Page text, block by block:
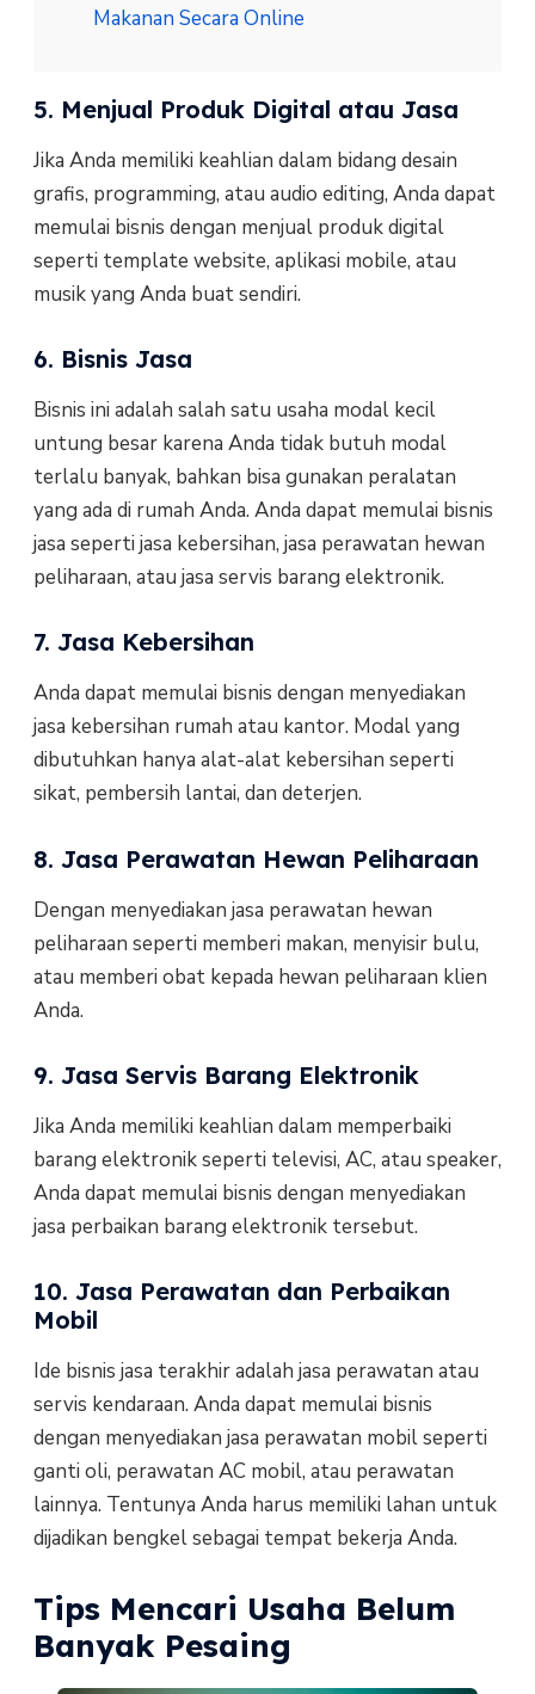
Makanan Secara Online
5. Menjual Produk Digital atau Jasa
Jika Anda memiliki keahlian dalam bidang desain
grafis, programming, atau audio editing, Anda dapat
memulai bisnis dengan menjual produk digital
seperti template website, aplikasi mobile, atau
musik yang Anda buat sendiri.
6. Bisnis Jasa
Bisnis ini adalah salah satu usaha modal kecil
untung besar karena Anda tidak butuh modal
terlalu banyak, bahkan bisa gunakan peralatan
yang ada di rumah Anda. Anda dapat memulai bisnis
jasa seperti jasa kebersihan, jasa perawatan hewan
peliharaan, atau jasa servis barang elektronik.
7. Jasa Kebersihan
Anda dapat memulai bisnis dengan menyediakan
jasa kebersihan rumah atau kantor. Modal yang
dibutuhkan hanya alat-alat kebersihan seperti
sikat, pembersih lantai, dan deterjen.
8. Jasa Perawatan Hewan Peliharaan
Dengan menyediakan jasa perawatan hewan
peliharaan seperti memberi makan, menyisir bulu,
atau memberi obat kepada hewan peliharaan klien
Anda.
9. Jasa Servis Barang Elektronik
Jika Anda memiliki keahlian dalam memperbaiki
barang elektronik seperti televisi, AC, atau speaker,
Anda dapat memulai bisnis dengan menyediakan
jasa perbaikan barang elektronik tersebut.
10. Jasa Perawatan dan Perbaikan
Mobil
Ide bisnis jasa terakhir adalah jasa perawatan atau
servis kendaraan. Anda dapat memulai bisnis
dengan menyediakan jasa perawatan mobil seperti
ganti oli, perawatan AC mobil, atau perawatan
lainnya. Tentunya Anda harus memiliki lahan untuk
dijadikan bengkel sebagai tempat bekerja Anda.
Tips Mencari Usaha Belum
Banyak Pesaing